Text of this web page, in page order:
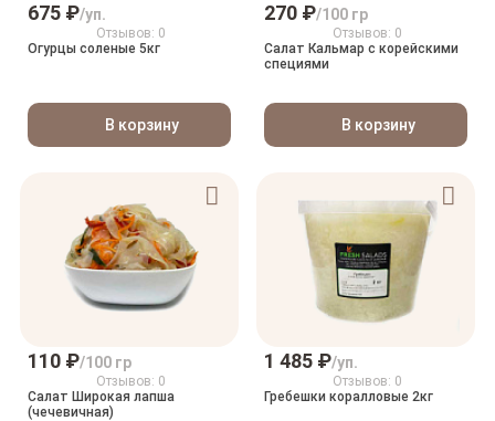
675 ₽/уп.
Отзывов: 0
Огурцы соленые 5кг
В корзину
270 ₽/100 гр
Отзывов: 0
Салат Кальмар с корейскими
специями
В корзину
110 ₽/100 гр
Отзывов: 0
Салат Широкая лапша
(чечевичная)
1 485 ₽/уп.
Отзывов: 0
Гребешки коралловые 2кг